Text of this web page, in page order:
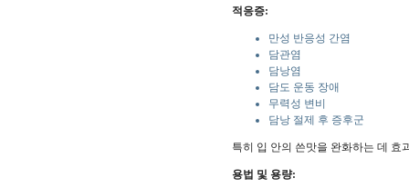
적응증:
만성 반응성 간염
담관염
담낭염
담도 운동 장애
무력성 변비
담낭 절제 후 증후군
특히 입 안의 쓴맛을 완화하는 데 효
용법 및 용량: